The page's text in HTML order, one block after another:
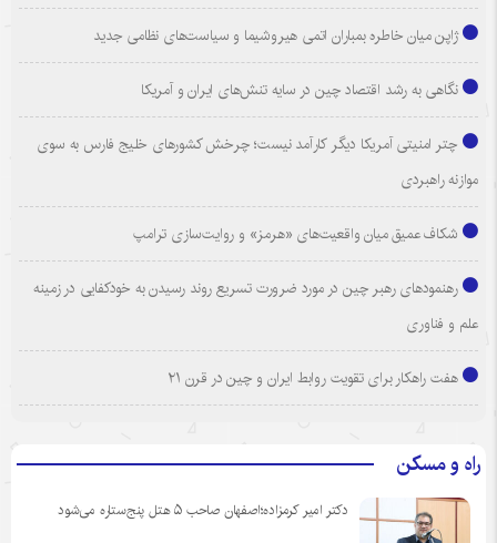
ژاپن میان خاطره بمباران اتمی هیروشیما و سیاست‌های نظامی جدید
نگاهی به رشد اقتصاد چین در سایه تنش‌های ایران و آمریکا
چتر امنیتی آمریکا دیگر کارآمد نیست؛ چرخش کشورهای خلیج فارس به سوی
موازنه راهبردی
شکاف عمیق میان واقعیت‌های «هرمز» و روایت‌سازی ترامپ
رهنمودهای رهبر چین در مورد ضرورت تسریع روند رسیدن به خودکفایی در زمینه
علم و فناوری
هفت راهکار برای تقویت روابط ایران و چین در قرن ۲۱
راه و مسکن
دکتر امیر کرمزاده؛اصفهان صاحب ۵ هتل پنج‌ستاره می‌شود